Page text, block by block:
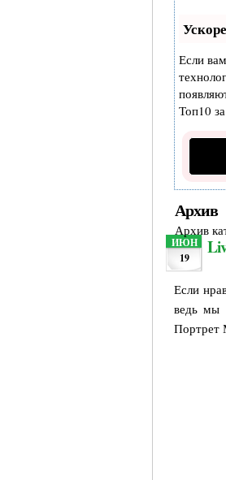
Если
Топ10
Архив
Архив
ИЮН
19
Если
ведь мы
Портрет